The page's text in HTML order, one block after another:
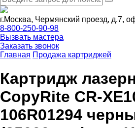
г.Москва, Чермянский проезд, д.7,
8-800-250-90-98
Вызвать мастера
Заказать звонок
Главная Продажа картриджей
Картридж
CopyRite CR-
106R01294